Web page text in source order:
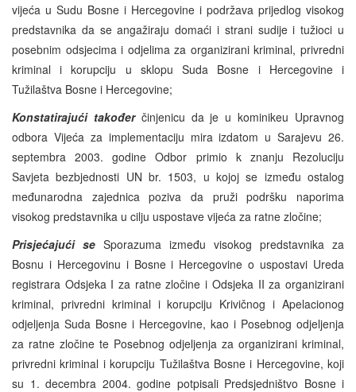
vijeća u Sudu Bosne i Hercegovine i podržava prijedlog visokog
predstavnika da se angažiraju domaći i strani sudije i tužioci u
posebnim odsjecima i odjelima za organizirani kriminal, privredni
kriminal i korupciju u sklopu Suda Bosne i Hercegovine i
Tužilaštva Bosne i Hercegovine;
Konstatirajući također činjenicu da je u kominikeu Upravnog
odbora Vijeća za implementaciju mira izdatom u Sarajevu 26.
septembra 2003. godine Odbor primio k znanju Rezoluciju
Savjeta bezbjednosti UN br. 1503, u kojoj se između ostalog
međunarodna zajednica poziva da pruži podršku naporima
visokog predstavnika u cilju uspostave vijeća za ratne zločine;
Prisjećajući se Sporazuma između visokog predstavnika za
Bosnu i Hercegovinu i Bosne i Hercegovine o uspostavi Ureda
registrara Odsjeka I za ratne zločine i Odsjeka II za organizirani
kriminal, privredni kriminal i korupciju Krivičnog i Apelacionog
odjeljenja Suda Bosne i Hercegovine, kao i Posebnog odjeljenja
za ratne zločine te Posebnog odjeljenja za organizirani kriminal,
privredni kriminal i korupciju Tužilaštva Bosne i Hercegovine, koji
su 1. decembra 2004. godine potpisali Predsjedništvo Bosne i